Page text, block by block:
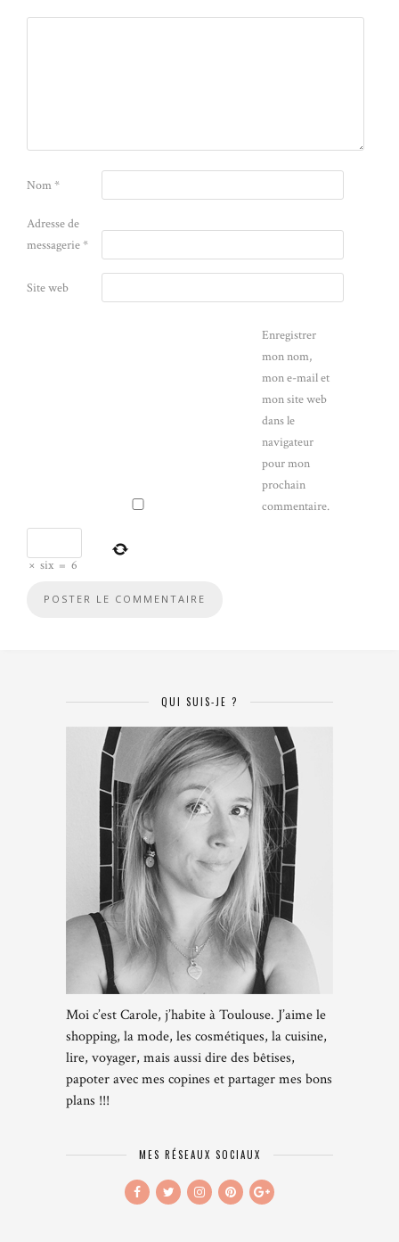
Nom*
Adresse de
messagerie*
Site web
Enregistrer
mon nom,
mon e-mail et
mon site web
dans le
navigateur
pour mon
prochain
commentaire.
× six = 6
QUI SUIS-JE ?
Moi c’est Carole, j’habite à Toulouse. J’aime le
shopping, la mode, les cosmétiques, la cuisine,
lire, voyager, mais aussi dire des bêtises,
papoter avec mes copines et partager mes bons
plans !!!
MES RÉSEAUX SOCIAUX